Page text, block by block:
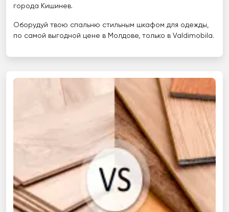
города Кишинев.
Оборудуй твою спальню стильным шкафом для одежды,
по самой выгодной цене в Молдове, только в Valdimobila.